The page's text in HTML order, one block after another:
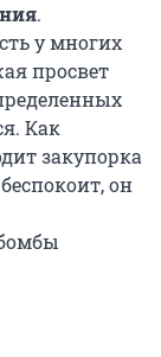
.
у многих
просвет
Как
закупорка
он